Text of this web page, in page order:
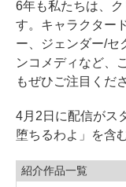
6年も私たちは、
す。キャラクター
ー、ジェンダー/セ
ンコメディなど、
もぜひご注目くだ
4月2日に配信がス
堕ちるわよ」を含
紹介作品一覧